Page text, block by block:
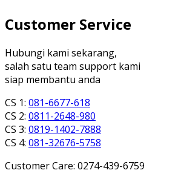
Customer Service
Hubungi kami sekarang,
salah satu team support kami
siap membantu anda
CS 1: 081-6677-618
CS 2: 0811-2648-980
CS 3: 0819-1402-7888
CS 4: 081-32676-5758
Customer Care: 0274-439-6759